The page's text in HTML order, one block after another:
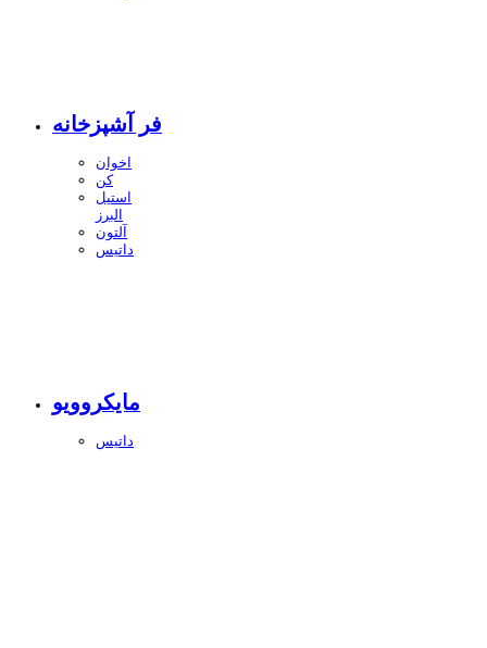
فر آشپزخانه
اخوان
کن
استیل
البرز
آلتون
داتیس
مایکروویو
داتیس